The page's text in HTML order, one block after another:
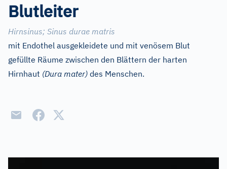
Blutleiter
Hirnsinus; Sinus durae matris
mit Endothel ausgekleidete und mit venösem Blut
gefüllte Räume zwischen den Blättern der harten
Hirnhaut (Dura mater) des Menschen.